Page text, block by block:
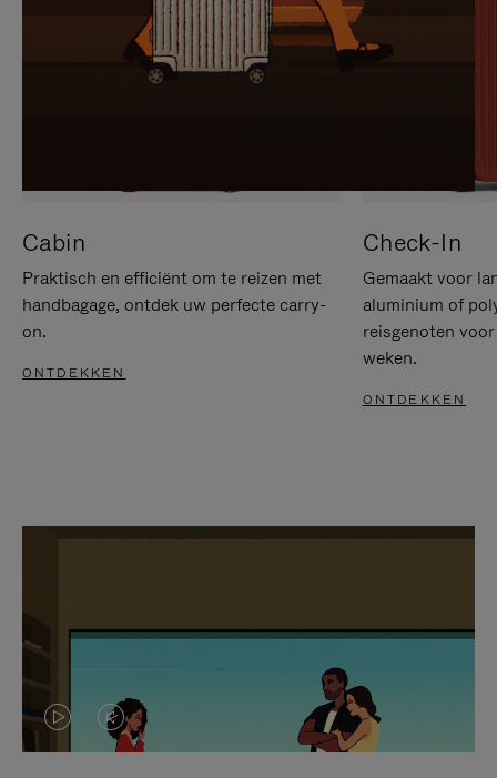
DEMPEN
OP
Cabin
Praktisch en efficiënt om te reizen met
handbagage, ontdek uw perfecte carry-
on.
ONTDEKKEN
Check-In
Gemaakt voor
aluminium of
reisgenoten
weken.
ONTDEKKEN
VIDEO
HET